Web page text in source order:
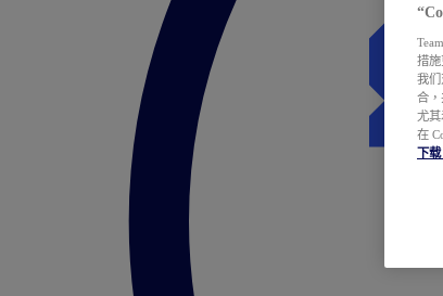
措施
我们
合，
尤其
在
下载